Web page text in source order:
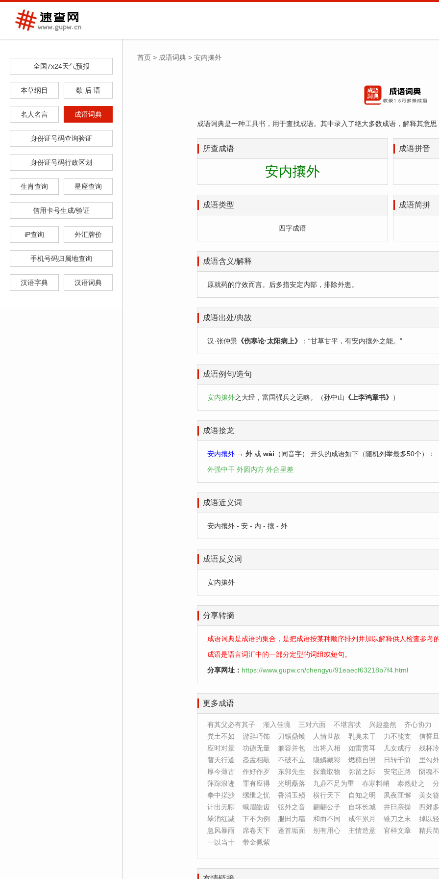
全国7x24天气预报
本草纲目 歇 后 语
名人名言 成语词典
身份证号码查询验证
身份证号码行政区划
生肖查询 星座查询
信用卡号生成/验证
iP查询 外汇牌价
手机号码归属地查询
汉语字典 汉语词典
首页 > 成语词典 > 安内攘外
成语词典是一种工具书，用于查找成语。其中录入了绝大多数成语，解释其意
所查成语
安内攘外
成语拼音
成语类型
四字成语
成语简拼
成语含义/解释
原就药的疗效而言。后多指安定内部，排除外患。
成语出处/典故
汉·张仲景 《伤寒论·太阳病上》 ：“甘草甘平，有安内攘外之能。”
成语例句/造句
安内攘外之大经，富国强兵之远略。（孙中山 《上李鸿章书》 ）
成语接龙
安内攘外 → 外或 wài （同音字） 开头的成语如下（随机列举最多50个）：
外强中干 外圆内方 外合里差
成语近义词
安内攘外 - 安 - 内 - 攘 - 外
成语反义词
安内攘外
分享转摘
成语词典是成语的集合，是把成语按某种顺序排列并加以解释供人检查参考
成语是语言词汇中的一部分定型的词组或短句。
分享网址： https://www.gupw.cn/chengyu/91eaecf63218b7f4.html
更多成语
有其父必有其子 渐入佳境 三对六面 不堪言状 兴趣盎然
齐心协力
粪土不如
游辞巧饰 刀锯鼎镬 人情世故 乳臭未干 力不能支
信誓
应时对景
功德无量 兼容并包 出将入相 如雷贯耳 儿女成行
残杯
替天行道
盎盂相敲 不破不立 隐鳞藏彩 燃糠自照 日转千阶
里勾
厚今薄古
作好作歹 东郭先生 探囊取物 弥留之际 安宅正路
阴魂
萍踪浪迹
罪有应得 光明磊落 九鼎不足为重 春寒料峭 泰然处之
拳中掿沙
缧绁之忧 香消玉殒 横行天下 自知之明 夙夜匪懈
美女
计出无聊
蛾眉皓齿 弦外之音 翩翩公子 自坏长城 井臼亲操
四郊
翠消红减
下不为例 服田力穑 和而不同 成年累月 锥刀之末
掉以
急风暴雨
席卷天下 蓬首垢面 别有用心 主情造意 官样文章
精兵
一以当十
带金佩紫